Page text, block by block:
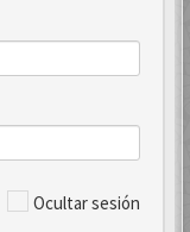
Ocultar sesión